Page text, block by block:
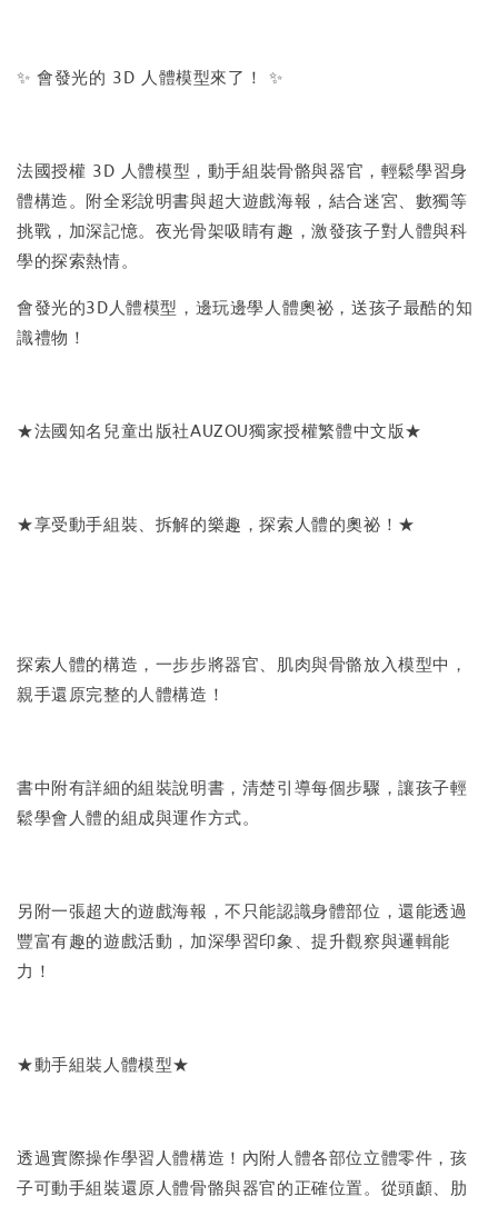
✨ 會發光的 3D 人體模型來了！ ✨
法國授權 3D 人體模型，動手組裝骨骼與器官，輕鬆學習身
體構造。附全彩說明書與超大遊戲海報，結合迷宮、數獨等
挑戰，加深記憶。夜光骨架吸睛有趣，激發孩子對人體與科
學的探索熱情。
會發光的3D人體模型，邊玩邊學人體奧祕，送孩子最酷的知
識禮物！
★法國知名兒童出版社AUZOU獨家授權繁體中文版★
★享受動手組裝、拆解的樂趣，探索人體的奧祕！★
探索人體的構造，一步步將器官、肌肉與骨骼放入模型中，
親手還原完整的人體構造！
書中附有詳細的組裝說明書，清楚引導每個步驟，讓孩子輕
鬆學會人體的組成與運作方式。
另附一張超大的遊戲海報，不只能認識身體部位，還能透過
豐富有趣的遊戲活動，加深學習印象、提升觀察與邏輯能
力！
★動手組裝人體模型★
透過實際操作學習人體構造！內附人體各部位立體零件，孩
子可動手組裝還原人體骨骼與器官的正確位置。從頭顱、肋